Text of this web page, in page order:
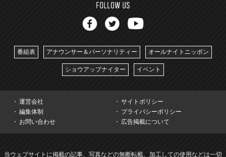
番組表 アナウンサー＆パーソナリティー オールナイトニッポン
ショウアップナイター イベント
運営会社
サイトポリシー
編集体制
プライバシーポリシー
お問い合わせ
広告掲載について
当ウェブサイトに掲載の記事、写真などの無断転載、加工しての使用などは一切